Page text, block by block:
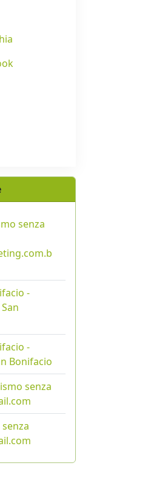
senza
-
-
Bonifacio
senza